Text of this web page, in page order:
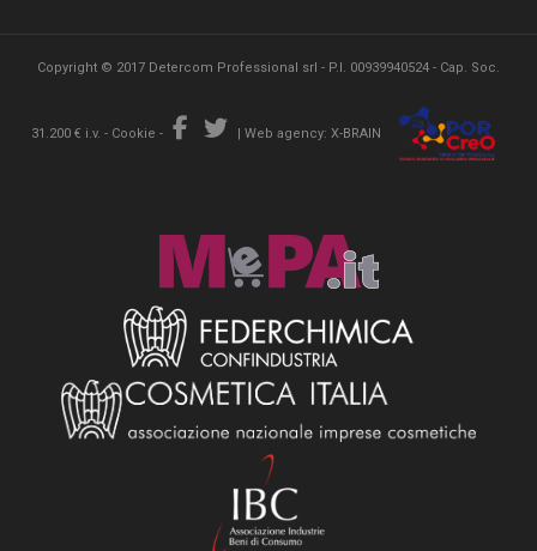
Copyright © 2017 Detercom Professional srl - P.I. 00939940524 - Cap. Soc.
31.200 € i.v. - Cookie - | Web agency: X-BRAIN